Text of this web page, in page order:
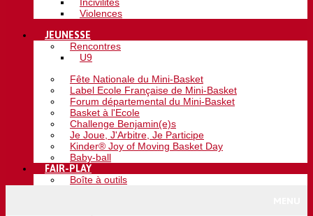
Violences
JEUNESSE
Rencontres
U9
Fête Nationale du Mini-Basket
Label Ecole Française de Mini-Basket
Forum départemental du Mini-Basket
Basket à l'Ecole
Challenge Benjamin(e)s
Je Joue, J'Arbitre, Je Participe
Kinder® Joy of Moving Basket Day
Baby-ball
FAIR-PLAY
Boîte à outils